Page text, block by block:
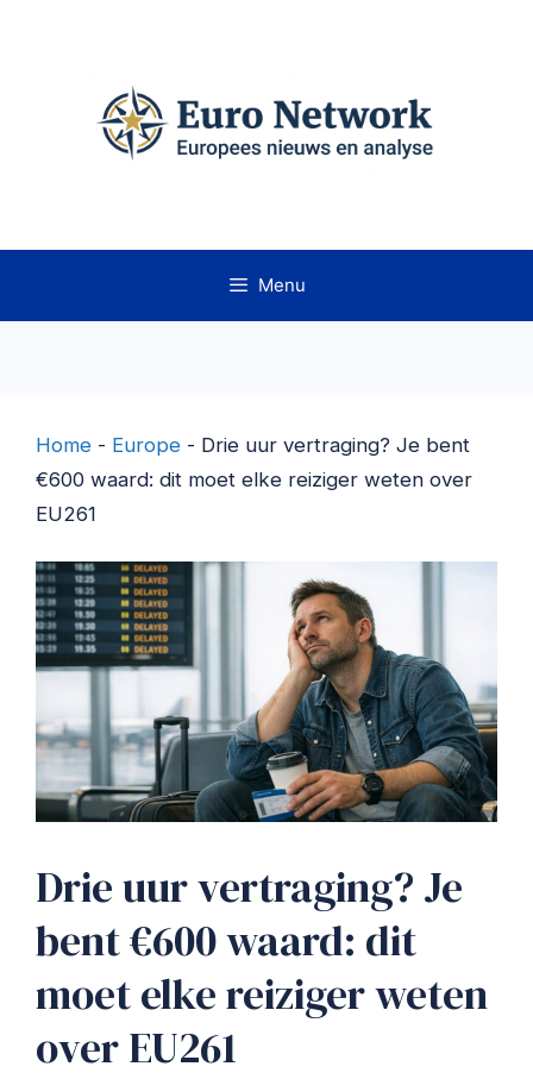
Menu
Home - Europe - Drie uur vertraging? Je bent
€600 waard: dit moet elke reiziger weten over
EU261
Drie uur vertraging? Je
bent €600 waard: dit
moet elke reiziger weten
over EU261